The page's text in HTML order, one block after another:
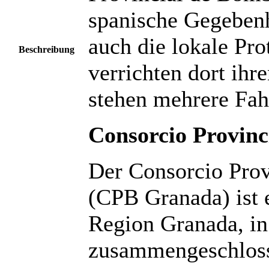
Beschreibung
spanische
auch die lokale
verrichten dort
stehen mehrere
Consorcio
Der Consorcio
(CPB Granada)
Region Granada,